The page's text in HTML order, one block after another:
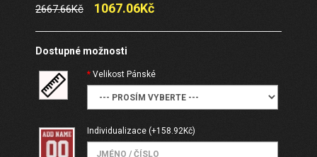
2667.66Kč 1067.06Kč
Dostupné možnosti
Velikost Pánské
Individualizace(+158.92Kč)